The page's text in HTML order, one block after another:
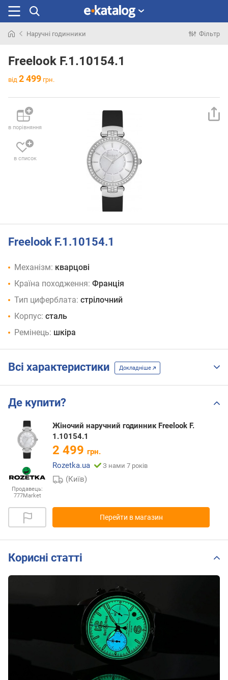
раніше
Наручні годинники Фільтр
Freelook F.1.10154.1
від 2 499 грн.
в порівняння
в список
Freelook F.1.10154.1
Механізм: кварцові
Країна походження: Франція
Тип циферблата: стрілочний
Корпус: сталь
Ремінець: шкіра
Всі характеристики Докладніше
Де купити?
Продавець:
777Market
Жіночий наручний годинник Freelook F.
1.10154.1
2 499 грн.
Rozetka.ua
З нами 7 років
(Київ)
Перейти в магазин
Корисні статті